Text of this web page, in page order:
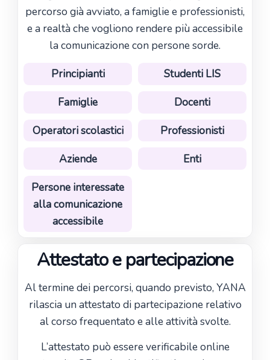
percorso già avviato, a famiglie e professionisti,
e a realtà che vogliono rendere più accessibile
la comunicazione con persone sorde.
Principianti
Studenti LIS
Famiglie
Docenti
Operatori scolastici
Professionisti
Aziende
Enti
Persone interessate
alla comunicazione
accessibile
Attestato e partecipazione
Al termine dei percorsi, quando previsto, YANA
rilascia un attestato di partecipazione relativo
al corso frequentato e alle attività svolte.
L’attestato può essere verificabile online